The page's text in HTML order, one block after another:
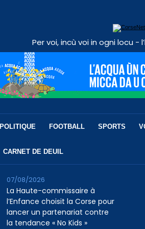
Per voi, incù voi in ogni locu -
POLITIQUE FOOTBALL SPORTS
CARNET DE DEUIL
La Haute-commissaire à
l’Enfance choisit la Corse pour
lancer un partenariat contre
la tendance « No Kids »
07/08/2026